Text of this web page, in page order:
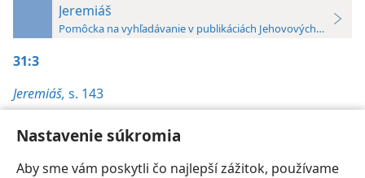
Nastavenie súkromia
Aby sme vám poskytli čo najlepší zážitok, používame
Jeremiáš
Pomôcka na vyhľadávanie v publikáciách Jehovových svedkov
31:3
Jeremiáš, s. 143